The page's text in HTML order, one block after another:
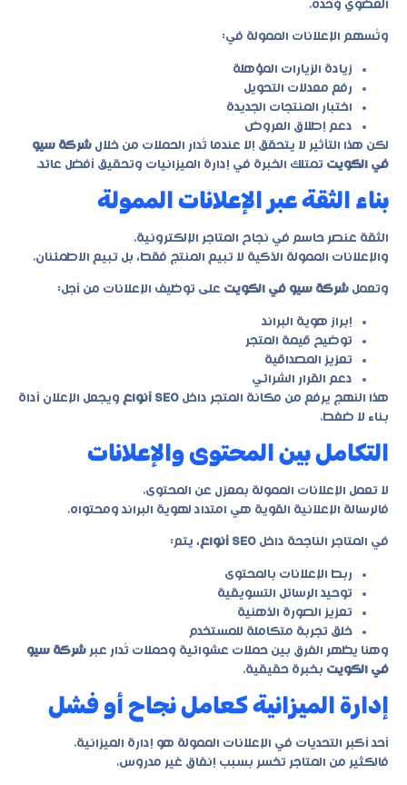
العضوي وحده.
وتُسهم الإعلانات الممولة في:
زيادة الزيارات المؤهلة
رفع معدلات التحويل
اختبار المنتجات الجديدة
دعم إطلاق العروض
لكن هذا التأثير لا يتحقق إلا عندما تُدار الحملات من خلال شركة سيو
في الكويت تمتلك الخبرة في إدارة الميزانيات وتحقيق أفضل عائد.
بناء الثقة عبر الإعلانات الممولة
الثقة عنصر حاسم في نجاح المتاجر الإلكترونية.
والإعلانات الممولة الذكية لا تبيع المنتج فقط، بل تبيع الاطمئنان.
وتعمل شركة سيو في الكويت على توظيف الإعلانات من أجل:
إبراز هوية البراند
توضيح قيمة المتجر
تعزيز المصداقية
دعم القرار الشرائي
هذا النهج يرفع من مكانة المتجر داخل SEO أنواع
ويجعل الإعلان أداة
بناء لا ضغط.
التكامل بين المحتوى والإعلانات
لا تعمل الإعلانات الممولة بمعزل عن المحتوى.
فالرسالة الإعلانية القوية هي امتداد لهوية البراند ومحتواه.
في المتاجر الناجحة داخل SEO أنواع ، يتم:
ربط الإعلانات بالمحتوى
توحيد الرسائل التسويقية
تعزيز الصورة الذهنية
خلق تجربة متكاملة للمستخدم
وهنا يظهر الفرق بين حملات عشوائية وحملات تُدار عبر شركة سيو
في الكويت بخبرة حقيقية.
إدارة الميزانية كعامل نجاح أو فشل
أحد أكبر التحديات في الإعلانات الممولة هو إدارة الميزانية.
فالكثير من المتاجر تخسر بسبب إنفاق غير مدروس.